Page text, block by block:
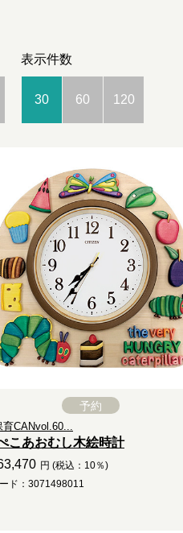
表示件数
30 60 120
予約
育CANvol.60...
こあおむし木絵時計
円 (税込：10％)
ド：3071498011